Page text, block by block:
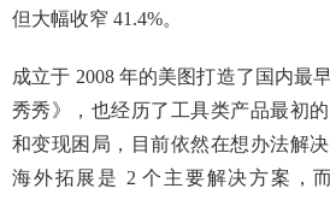
但大幅收窄 41.4%。
成立于 2008 年的美图打造了国内最
秀秀》，也经历了工具类产品最初
和变现困局，目前依然在想办法解
海外拓展是 2 个主要解决方案，